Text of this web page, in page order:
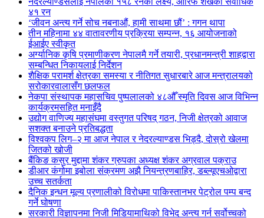
४१ रन
‘जीवन अन्त्य गर्ने सोच नबनाऔं, हामी साथमा छौं’ : गगन थापा
तीन महिनामा ४४ वातावरणीय प्रक्रिया सम्पन्न, १६ आयोजनाको
ईआईए स्वीकृत
अर्ग्यानिक कृषि प्रमाणीकरण नेपालमै गर्ने तयारी, प्रधानमन्त्री शाहद्वारा
सम्बन्धित निकायलाई निर्देशन
शैक्षिक परामर्श क्षेत्रका समस्या र नीतिगत सुधारबारे आज मन्त्रालयको
सरोकारवालासँग छलफल
नेकपा संस्थापक महासचिव पुष्पलालको ४८औँ स्मृति दिवस आज विभिन्न
कार्यक्रमसहित मनाइँदै
उद्योग वाणिज्य महासंघमा वस्तुगत परिषद् गठन, निजी क्षेत्रको आवाज
सशक्त बनाउने प्रतिबद्धता
विश्वकप लिग–२ मा आज नेपाल र नेदरल्याण्डस भिड्दै, दोस्रो खेलमा
जितको खोजी
बैंकिङ कसुर मुद्दामा शंकर ग्रुपका अध्यक्ष शंकर अग्रवाल पक्राउ
डीआर कंगोमा इबोला संक्रमण अझै नियन्त्रणबाहिर, डब्ल्यूएचओद्वारा
उच्च सतर्कता
दैनिक इन्धन मूल्य प्रणालीको विरोधमा पाकिस्तानभर पेट्रोल पम्प बन्द
गर्ने घोषणा
सरकारी विज्ञापनमा निजी मिडियामाथिको विभेद अन्त्य गर्न सर्वोच्चको